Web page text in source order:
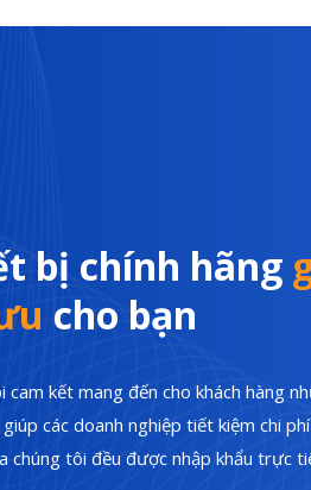
bị chính hãng
cho bạn
cam kết mang đến cho khách hàng
các doanh nghiệp tiết kiệm chi
chúng tôi đều được nhập khẩu trực